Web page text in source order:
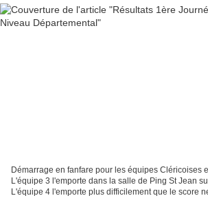
Démarrage en fanfare pour les équipes Cléricoises
L'équipe 3 l'emporte dans la salle de Ping St Jean
L'équipe 4 l'emporte plus difficilement que le score